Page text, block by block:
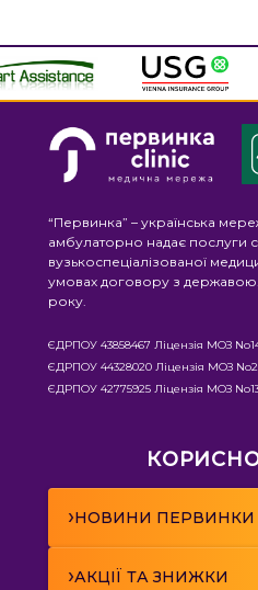
“Первинка” – українська
амбулаторно надає послуги
вузькоспеціалізованої
умовах договору з
року.
ЄДРПОУ 43858467 Ліцензія МОЗ
ЄДРПОУ 44328020 Ліцензія МОЗ
ЄДРПОУ 42775925 Ліцензія МОЗ
›НОВИНИ ПЕРВИНКИ
›АКЦІЇ ТА ЗНИЖКИ